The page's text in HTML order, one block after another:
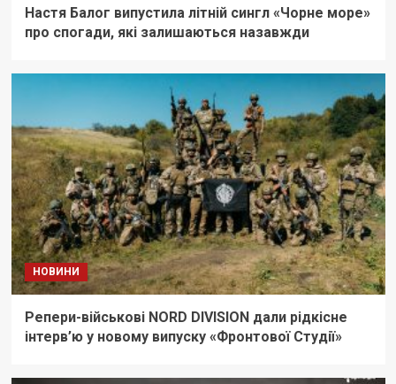
Настя Балог випустила літній сингл «Чорне море»
про спогади, які залишаються назавжди
НОВИНИ
Репери-військові NORD DIVISION дали рідкісне
інтерв’ю у новому випуску «Фронтової Студії»